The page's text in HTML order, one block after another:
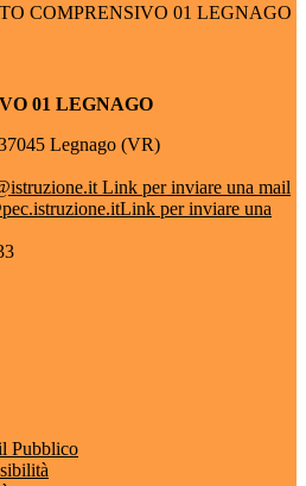
COMPRENSIVO 01 LEGNAGO
01 LEGNAGO
Legnago (VR)
Link per inviare una mail
Link per inviare una
Pubblico